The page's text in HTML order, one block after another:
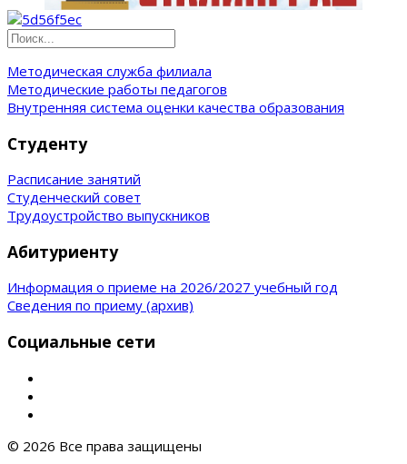
Методическая служба филиала
Методические работы педагогов
Внутренняя система оценки качества образования
Студенту
Расписание занятий
Студенческий совет
Трудоустройство выпускников
Абитуриенту
Информация о приеме на 2026/2027 учебный год
Сведения по приему (архив)
Социальные сети
© 2026 Все права защищены